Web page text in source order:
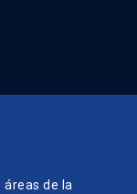
de la